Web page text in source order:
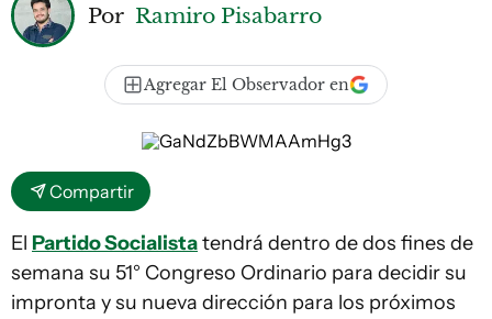
Por Ramiro Pisabarro
Agregar El Observador en
Compartir
El Partido Socialistatendrá dentro de dos fines de
semana su 51° Congreso Ordinario para decidir su
impronta y su nueva dirección para los próximos